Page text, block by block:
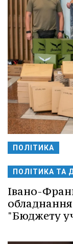
ПОЛІТИКА
ПОЛІТИКА ТА
Івано-
"Бюджету